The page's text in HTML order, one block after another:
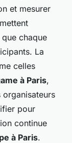
et mesurer
chaque
La
celles
à Paris,
pour
continue
à Paris.